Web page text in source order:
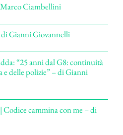
Ciambellini
di Gianni Giovannelli
“25 anni dal G8: continuità
e delle polizie” – di Gianni
Codice cammina con me – di